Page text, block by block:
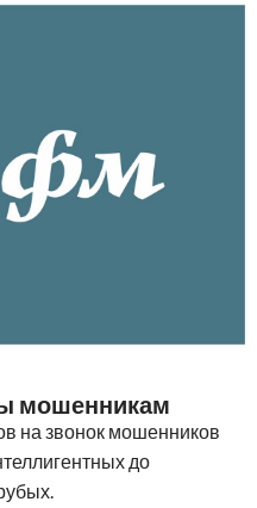
мошенникам
на звонок мошенников
до